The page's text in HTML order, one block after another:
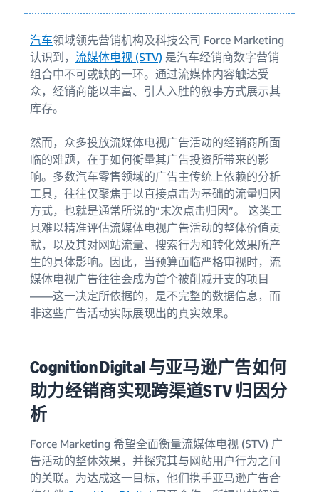
汽车领域领先营销机构及科技公司 Force Marketing
认识到， 流媒体电视 (STV) 是汽车经销商数字营销
组合中不可或缺的一环。通过流媒体内容触达受
众，经销商能以丰富、引人入胜的叙事方式展示其
库存。
然而，众多投放流媒体电视广告活动的经销商所面
临的难题，在于如何衡量其广告投资所带来的影
响。多数汽车零售领域的广告主传统上依赖的分析
工具，往往仅聚焦于以直接点击为基础的流量归因
方式，也就是通常所说的“末次点击归因”。 这类工
具难以精准评估流媒体电视广告活动的整体价值贡
献，以及其对网站流量、搜索行为和转化效果所产
生的具体影响。因此，当预算面临严格审视时，流
媒体电视广告往往会成为首个被削减开支的项目
——这一决定所依据的，是不完整的数据信息，而
非这些广告活动实际展现出的真实效果。
Cognition Digital 与亚马逊广告如何
助力经销商实现跨渠道STV 归因分
析
Force Marketing 希望全面衡量流媒体电视 (STV) 广
告活动的整体效果，并探究其与网站用户行为之间
的关联。为达成这一目标，他们携手亚马逊广告合